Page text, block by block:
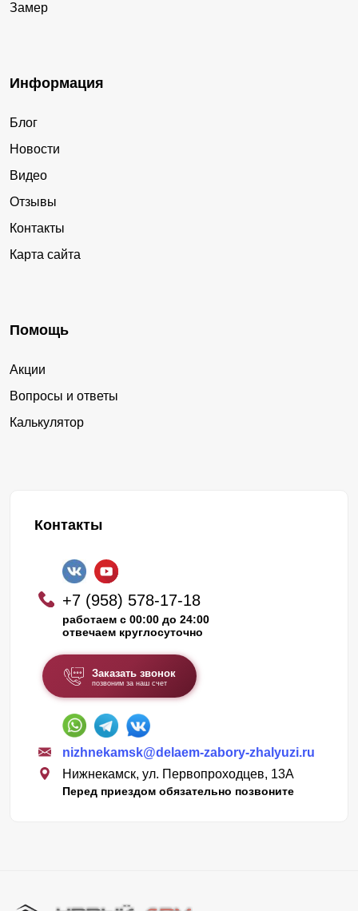
Замер
Информация
Блог
Новости
Видео
Отзывы
Контакты
Карта сайта
Помощь
Акции
Вопросы и ответы
Калькулятор
Контакты
+7 (958) 578-17-18
работаем с 00:00 до 24:00
отвечаем круглосуточно
Заказать звонок
позвоним за наш счет
nizhnekamsk@delaem-zabory-zhalyuzi.ru
Нижнекамск, ул. Первопроходцев, 13А
Перед приездом обязательно позвоните